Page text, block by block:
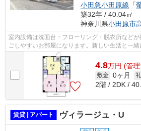
小田急小田原線 「
築32年 / 40.04㎡
神奈川県小田原市
室内設備は洗面台・フローリング・脱衣所など
ごしやすいお部屋になります。新しい生活と一緒
て行けるお住まいです。この物件はバ...
4.8万円 (管
敷金 0ヶ月
2階 / 2DK /
賃貸 | アパート ヴィラージュ・U